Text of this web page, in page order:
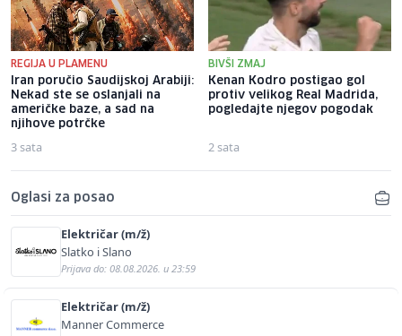
REGIJA U PLAMENU
Iran poručio Saudijskoj Arabiji:
Nekad ste se oslanjali na
američke baze, a sad na
njihove potrčke
3 sata
BIVŠI ZMAJ
Kenan Kodro postigao gol
protiv velikog Real Madrida,
pogledajte njegov pogodak
2 sata
Oglasi za posao
Električar (m/ž)
Slatko i Slano
Prijava do: 08.08.2026. u 23:59
Električar (m/ž)
Manner Commerce